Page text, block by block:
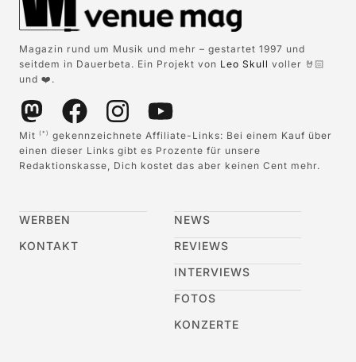
Magazin rund um Musik und mehr – gestartet 1997 und
seitdem in Dauerbeta. Ein Projekt von Leo Skull voller 🤘🏻
und ❤️.
Mit (*)
gekennzeichnete Affiliate-Links: Bei einem Kauf über
einen dieser Links gibt es Prozente für unsere
Redaktionskasse, Dich kostet das aber keinen Cent mehr.
WERBEN
KONTAKT
NEWS
REVIEWS
INTERVIEWS
FOTOS
KONZERTE